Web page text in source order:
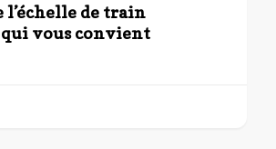
l’échelle de train
vous convient